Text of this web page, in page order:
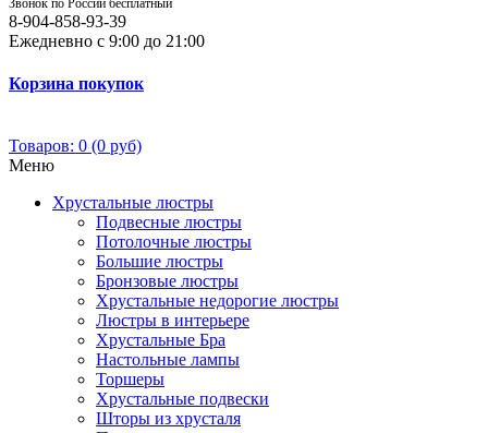
Звонок по России бесплатный
8-904-858-93-39
Ежедневно с 9:00 до 21:00
Корзина покупок
Товаров: 0 (0 руб)
Меню
Хрустальные люстры
Подвесные люстры
Потолочные люстры
Большие люстры
Бронзовые люстры
Хрустальные недорогие люстры
Люстры в интерьере
Хрустальные Бра
Настольные лампы
Торшеры
Хрустальные подвески
Шторы из хрусталя